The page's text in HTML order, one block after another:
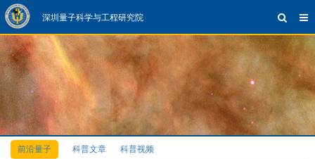
深圳量子科学与工程研究院
前沿量子 科普文章 科普视频